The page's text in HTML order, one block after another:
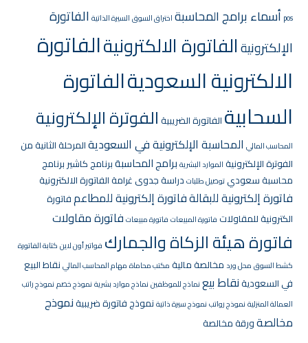
pos أسماء برامج المحاسبة اختراق السوق السيرة الذاتية الفاتورة
الإلكترونيةالفاتورة الالكترونيةالفاتورة
الالكترونية السعوديةالفاتورة
السحابية الفاتورة الضريبية الفوترة الإلكترونية
المحاسب المالي المحاسبة الإلكترونية في السعوديةالمرحلة الثانية من
الفوترة الإلكترونية الموارد البشرية برامج المحاسبةبرنامج كاشيربرنامج
محاسبة سعودي توصيل طلبات دراسة جدوى غرامة الفاتورة الالكترونية
فاتورة إلكترونية للبقالةفاتورة إلكترونية للمطاعمفاتورة
الكترونية للمقاولات فاتورة المبيعات فاتورة مبيعات فاتورة مقاولات
فاتورة هيئة الزكاة والجمارك فواتير أون لاين كتابة الفاتورة
كشط السوق محل ورد مخالصة مالية مكتب محاماة مهام المحاسب المالي نقاط البيع
في السعوديةنقاط بيع نماذج للموظفين نماذج موارد بشرية نموذج خصم نموذج راتب
العمالة المنزلية نموذج رواتب نموذج سيرة ذاتية نموذج فاتورة ضريبيةنموذج
مخالصةورقة مخالصة